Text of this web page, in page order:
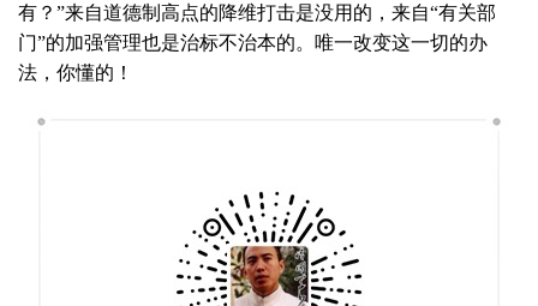
有？”来自道德制高点的降维打击是没用的，来自“有关部
门”的加强管理也是治标不治本的。唯一改变这一切的办
法，你懂的！